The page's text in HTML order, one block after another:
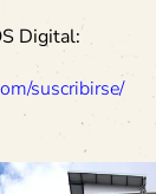
Digital:
suscribirse/